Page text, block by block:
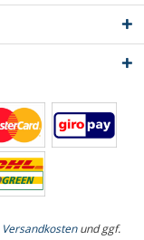
Versandkostenund ggf.